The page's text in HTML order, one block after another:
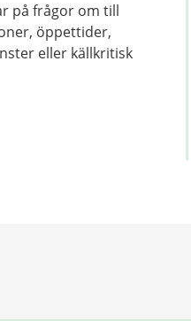
på frågor om till
öppettider,
eller källkritisk